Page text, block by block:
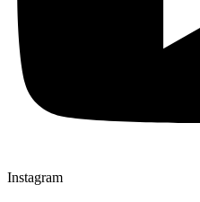
Instagram